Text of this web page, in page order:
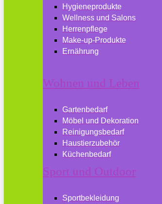
Hygieneprodukte
Wellness und Salons
Herrenpflege
Make-up-Produkte
Ernährung
Wohnen und Leben
Gartenbedarf
Möbel und Dekoration
Reinigungsbedarf
Haustierzubehör
Küchenbedarf
Sport und Outdoor
Sportbekleidung